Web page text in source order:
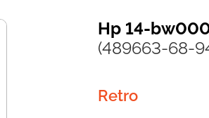
Hp 14-
(489663-68-
Retro